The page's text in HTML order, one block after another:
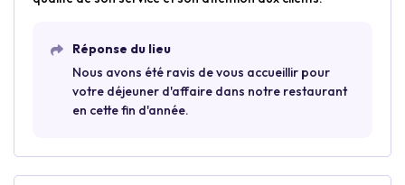
Réponse du lieu
Nous avons été ravis de vous accueillir pour
votre déjeuner d'affaire dans notre restaurant
en cette fin d'année.